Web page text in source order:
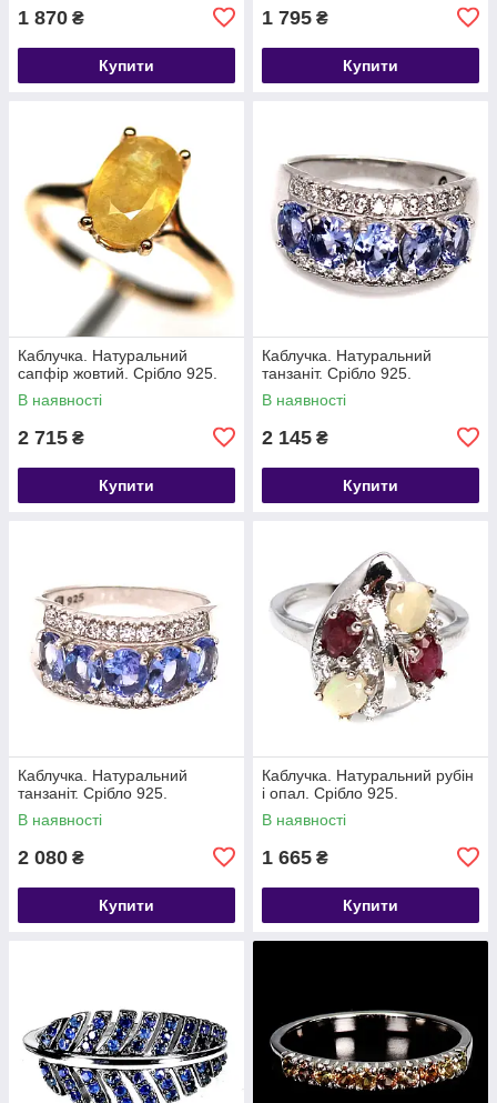
1 870 ₴
Купити
1 795 ₴
Купити
Каблучка. Натуральний
сапфір жовтий. Срібло 925.
В наявності
2 715 ₴
Купити
Каблучка. Натуральний
танзаніт. Срібло 925.
В наявності
2 145 ₴
Купити
Каблучка. Натуральний
танзаніт. Срібло 925.
В наявності
2 080 ₴
Купити
Каблучка. Натуральний рубін
і опал. Срібло 925.
В наявності
1 665 ₴
Купити